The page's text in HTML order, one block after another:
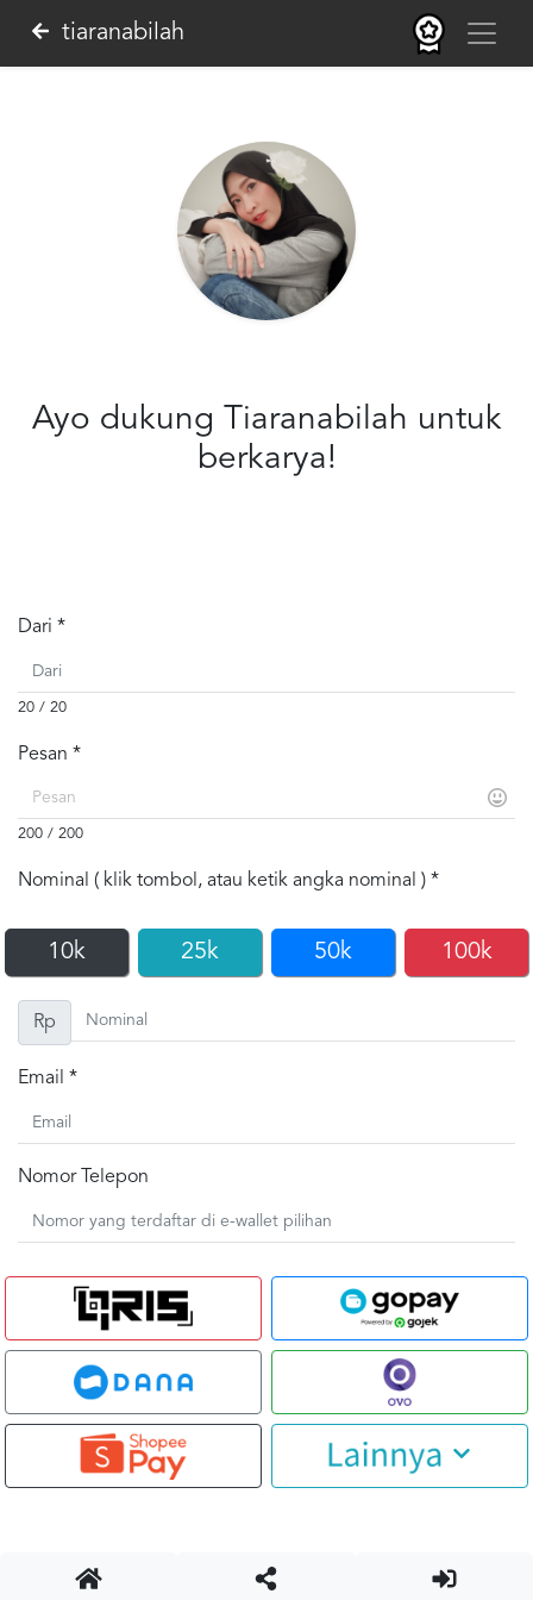
tiaranabilah
Ayo dukung Tiaranabilah untuk
berkarya!
Dari *
20 / 20
Pesan *
200 / 200
Nominal ( klik tombol, atau ketik angka nominal ) *
10k 25k 50k 100k
Rp
Email *
Nomor Telepon